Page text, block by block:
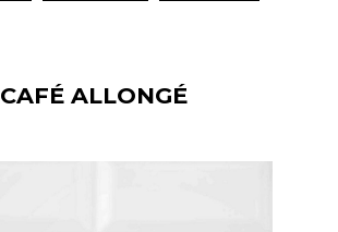
CAFÉ ALLONGÉ